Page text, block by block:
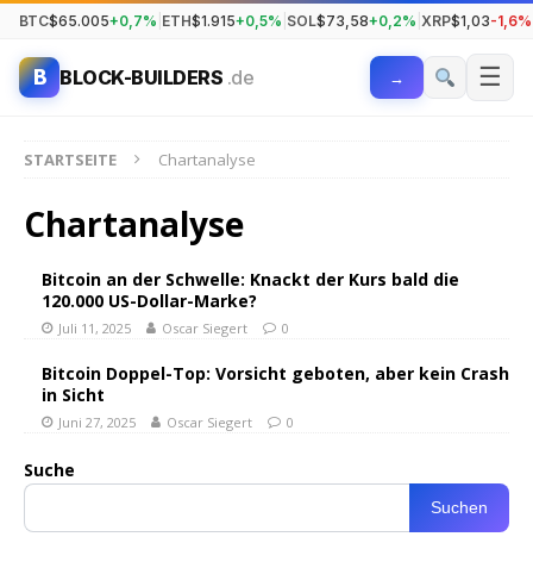
BTC$65.005+0,7% ETH$1.915+0,5% SOL$73,58+0,2% XRP$1,03-1,6%
B BLOCK-BUILDERS .de → ☰
STARTSEITE Chartanalyse
Chartanalyse
Bitcoin an der Schwelle: Knackt der Kurs bald die
120.000 US-Dollar-Marke?
Juli 11, 2025 Oscar Siegert 0
Bitcoin Doppel-Top: Vorsicht geboten, aber kein Crash
in Sicht
Juni 27, 2025 Oscar Siegert 0
Suche
Suchen